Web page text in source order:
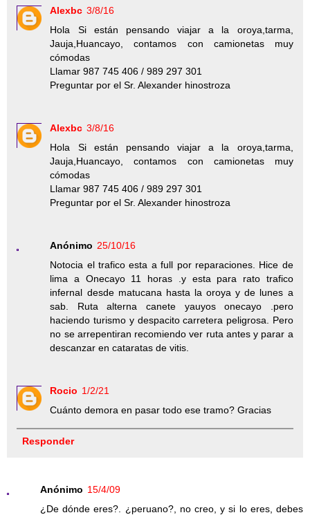
Alexbc 3/8/16
Hola Si están pensando viajar a la oroya,tarma,
Jauja,Huancayo, contamos con camionetas muy
cómodas
Llamar 987 745 406 / 989 297 301
Preguntar por el Sr. Alexander hinostroza
Alexbc 3/8/16
Hola Si están pensando viajar a la oroya,tarma,
Jauja,Huancayo, contamos con camionetas muy
cómodas
Llamar 987 745 406 / 989 297 301
Preguntar por el Sr. Alexander hinostroza
Anónimo 25/10/16
Notocia el trafico esta a full por reparaciones. Hice de
lima a Onecayo 11 horas .y esta para rato trafico
infernal desde matucana hasta la oroya y de lunes a
sab. Ruta alterna canete yauyos onecayo .pero
haciendo turismo y despacito carretera peligrosa. Pero
no se arrepentiran recomiendo ver ruta antes y parar a
descanzar en cataratas de vitis.
Rocio 1/2/21
Cuánto demora en pasar todo ese tramo? Gracias
Responder
Anónimo 15/4/09
¿De dónde eres?. ¿peruano?, no creo, y si lo eres, debes